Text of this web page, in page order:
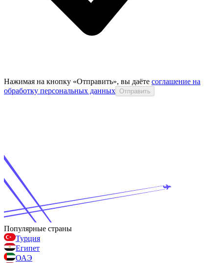
Нажимая на кнопку «Отправить», вы даёте соглашение на
обработку персональных данных Отправить
Популярные страны
Турция
Египет
ОАЭ